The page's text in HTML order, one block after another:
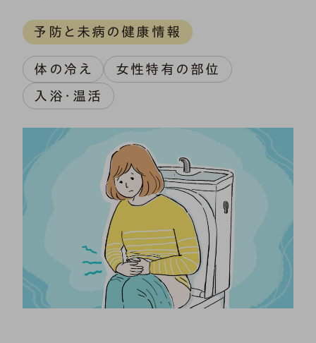
予防と未病の健康情報
体の冷え
女性特有の部位
入浴・温活